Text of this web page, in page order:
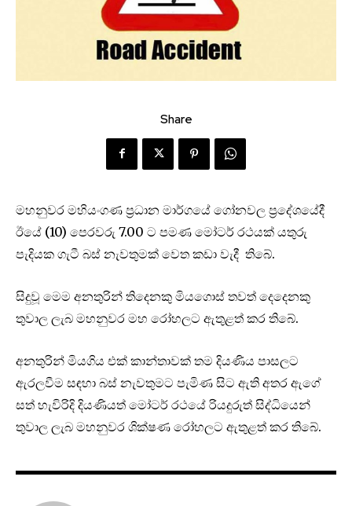
Share
මහනුවර මහියංගණ ප්‍රධාන මාර්ගයේ ‍ගෝනවල ප්‍රදේශයේදී
ඊයේ (10) පෙරවරු 7.00 ට පමණ මෝටර් රථයක් යතුරු
පැදියක ගැටී බස් නැවතුමක් වෙත කඩා වැදී තිබේ.
සිදුවූ මෙම අනතුරින් තිදෙනකු මියගොස් තවත් දෙදෙනකු
තුවාල ලැබ මහනුවර මහ රෝහලට ඇතුළත් කර තිබේ.
අනතුරින් මියගිය එක් කාන්තාවක් තම දියණිය පාසලට
ඇරලවීම සඳහා බස් නැවතුමට පැමිණ සිට ඇති අතර ඇගේ
සත් හැවිරිදි දියණියත් මෝටර් රථයේ රියදුරුත් සිද්ධියෙන්
තුවාල ලැබ මහනුවර ශික්ෂණ රෝහලට ඇතුළත් කර තිබේ.